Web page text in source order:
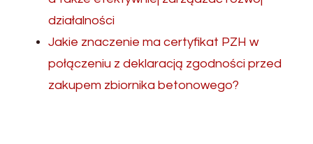
działalności
Jakie znaczenie ma certyfikat PZH w
połączeniu z deklaracją zgodności przed
zakupem zbiornika betonowego?